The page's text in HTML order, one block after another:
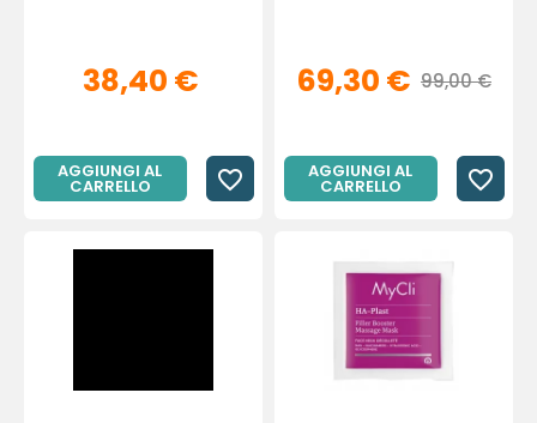
38,40 €
AGGIUNGI AL
CARRELLO favorite_border
69,30 € 99,00 €
AGGIUNGI AL
CARRELLO favorite_border